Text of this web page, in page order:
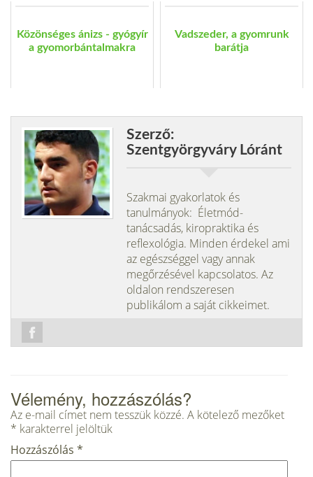
Közönséges ánizs - gyógyír
a gyomorbántalmakra
Vadszeder, a gyomrunk
barátja
Szerző:
Szentgyörgyváry Lóránt
Szakmai gyakorlatok és
tanulmányok: Életmód-
tanácsadás, kiropraktika és
reflexológia. Minden érdekel ami
az egészséggel vagy annak
megőrzésével kapcsolatos. Az
oldalon rendszeresen
publikálom a saját cikkeimet.
Vélemény, hozzászólás?
Az e-mail címet nem tesszük közzé. A kötelező mezőket
* karakterrel jelöltük
Hozzászólás *